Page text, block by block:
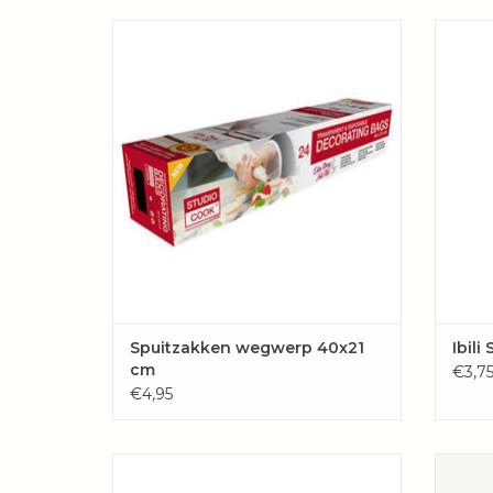
Spuitzakken wegwerp 40x21
cm
€4,95
Ibili
€3,75